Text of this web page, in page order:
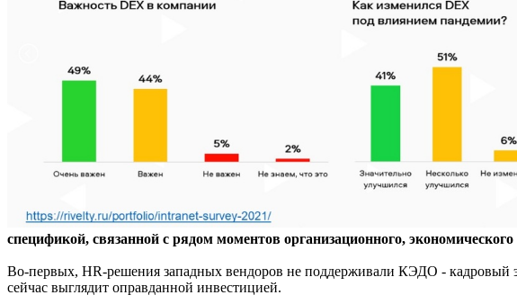
спецификой, связанной с рядом моментов организационного,
Во-первых, HR-решения западных вендоров не поддерживали КЭДО - кадровый
сейчас выглядит оправданной инвестицией.